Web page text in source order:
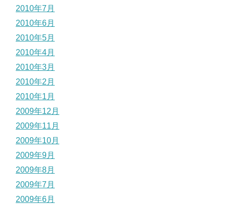
2010年7月
2010年6月
2010年5月
2010年4月
2010年3月
2010年2月
2010年1月
2009年12月
2009年11月
2009年10月
2009年9月
2009年8月
2009年7月
2009年6月